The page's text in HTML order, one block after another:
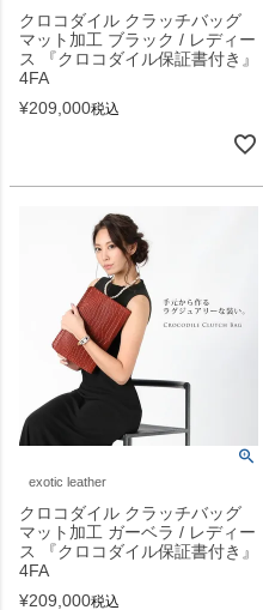
クロコダイル クラッチバッグ
マット加工 ブラック / レディー
ス 『クロコダイル保証書付き』
4FA
¥209,000税込
exotic leather
クロコダイル クラッチバッグ
マット加工 ガーベラ / レディー
ス 『クロコダイル保証書付き』
4FA
¥209,000税込